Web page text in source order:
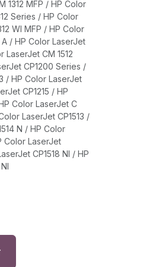
1312 MFP / HP Color
Series / HP Color
WI MFP / HP Color
/ HP Color LaserJet
LaserJet CM 1512
CP1200 Series /
/ HP Color LaserJet
CP1215 / HP
Color LaserJet C
LaserJet CP1513 /
N / HP Color
Color LaserJet
CP1518 NI / HP